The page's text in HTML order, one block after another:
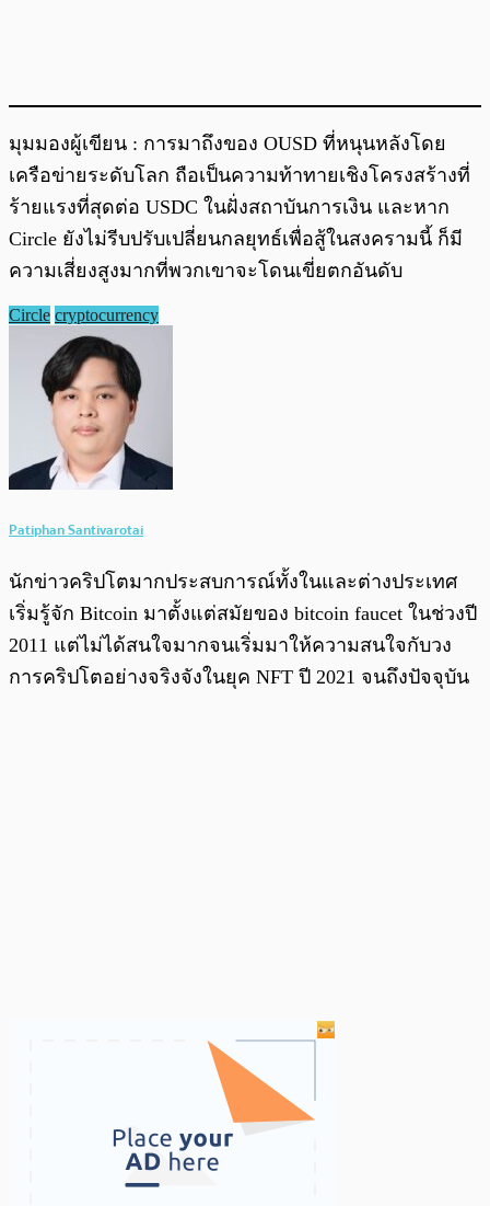
มุมมองผู้เขียน : การมาถึงของ OUSD ที่หนุนหลังโดย
เครือข่ายระดับโลก ถือเป็นความท้าทายเชิงโครงสร้างที่
ร้ายแรงที่สุดต่อ USDC ในฝั่งสถาบันการเงิน และหาก
Circle ยังไม่รีบปรับเปลี่ยนกลยุทธ์เพื่อสู้ในสงครามนี้ ก็มี
ความเสี่ยงสูงมากที่พวกเขาจะโดนเขี่ยตกอันดับ
Circle cryptocurrency
Patiphan Santivarotai
นักข่าวคริปโตมากประสบการณ์ทั้งในและต่างประเทศ
เริ่มรู้จัก Bitcoin มาตั้งแต่สมัยของ bitcoin faucet ในช่วงปี
2011 แต่ไม่ได้สนใจมากจนเริ่มมาให้ความสนใจกับวง
การคริปโตอย่างจริงจังในยุค NFT ปี 2021 จนถึงปัจจุบัน